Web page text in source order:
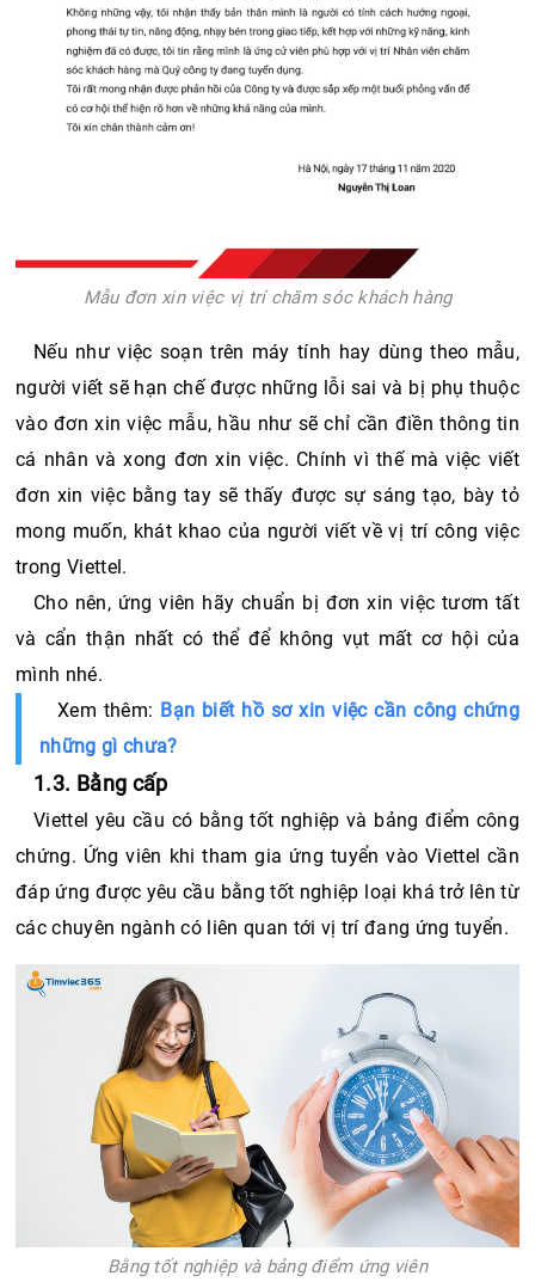
Mẫu đơn xin việc vị trí chăm sóc khách hàng
Nếu như việc soạn trên máy tính hay dùng theo mẫu,
người viết sẽ hạn chế được những lỗi sai và bị phụ thuộc
vào đơn xin việc mẫu, hầu như sẽ chỉ cần điền thông tin
cá nhân và xong đơn xin việc. Chính vì thế mà việc viết
đơn xin việc bằng tay sẽ thấy được sự sáng tạo, bày tỏ
mong muốn, khát khao của người viết về vị trí công việc
trong Viettel.
Cho nên, ứng viên hãy chuẩn bị đơn xin việc tươm tất
và cẩn thận nhất có thể để không vụt mất cơ hội của
mình nhé.
Xem thêm: Bạn biết hồ sơ xin việc cần công chứng
những gì chưa?
1.3. Bằng cấp
Viettel yêu cầu có bằng tốt nghiệp và bảng điểm công
chứng. Ứng viên khi tham gia ứng tuyển vào Viettel cần
đáp ứng được yêu cầu bằng tốt nghiệp loại khá trở lên từ
các chuyên ngành có liên quan tới vị trí đang ứng tuyển.
Bằng tốt nghiệp và bảng điểm ứng viên